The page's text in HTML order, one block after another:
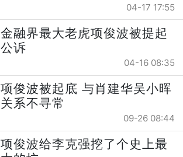
04-17 17:55
金融界最大老虎项俊波被提起
公诉
04-16 08:35
项俊波被起底 与肖建华吴小晖
关系不寻常
09-26 08:44
项俊波给李克强挖了个史上最